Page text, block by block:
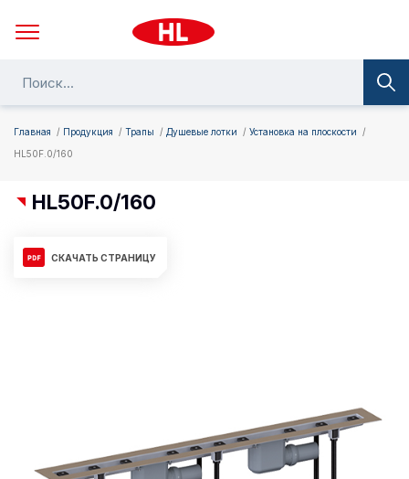
Главная Продукция Трапы Душевые лотки
Установка на плоскости
HL50F.0/160
HL50F.0/160
СКАЧАТЬ СТРАНИЦУ